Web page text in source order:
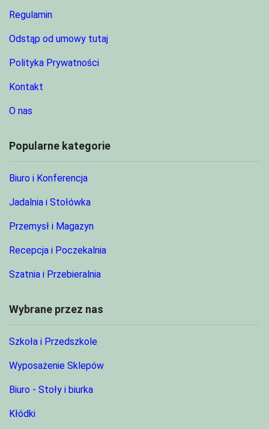
Regulamin
Odstąp od umowy tutaj
Polityka Prywatności
Kontakt
O nas
Popularne kategorie
Biuro i Konferencja
Jadalnia i Stołówka
Przemysł i Magazyn
Recepcja i Poczekalnia
Szatnia i Przebieralnia
Wybrane przez nas
Szkoła i Przedszkole
Wyposażenie Sklepów
Biuro - Stoły i biurka
Kłódki